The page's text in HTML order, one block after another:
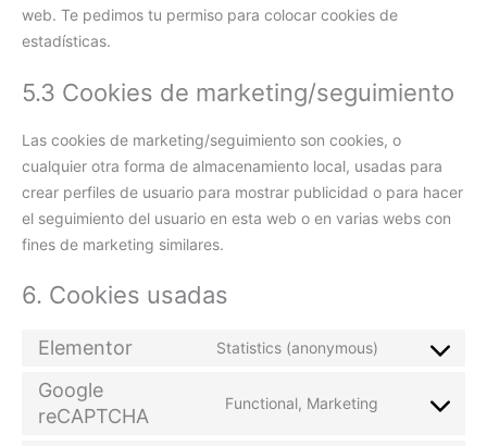
web. Te pedimos tu permiso para colocar cookies de
estadísticas.
5.3 Cookies de marketing/seguimiento
Las cookies de marketing/seguimiento son cookies, o
cualquier otra forma de almacenamiento local, usadas para
crear perfiles de usuario para mostrar publicidad o para hacer
el seguimiento del usuario en esta web o en varias webs con
fines de marketing similares.
6. Cookies usadas
Elementor Statistics (anonymous)
Google
reCAPTCHA
Functional, Marketing